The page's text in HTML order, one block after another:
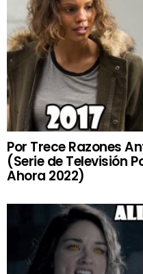
Por Trece Razones
(Serie de Televisión
Ahora 2022)